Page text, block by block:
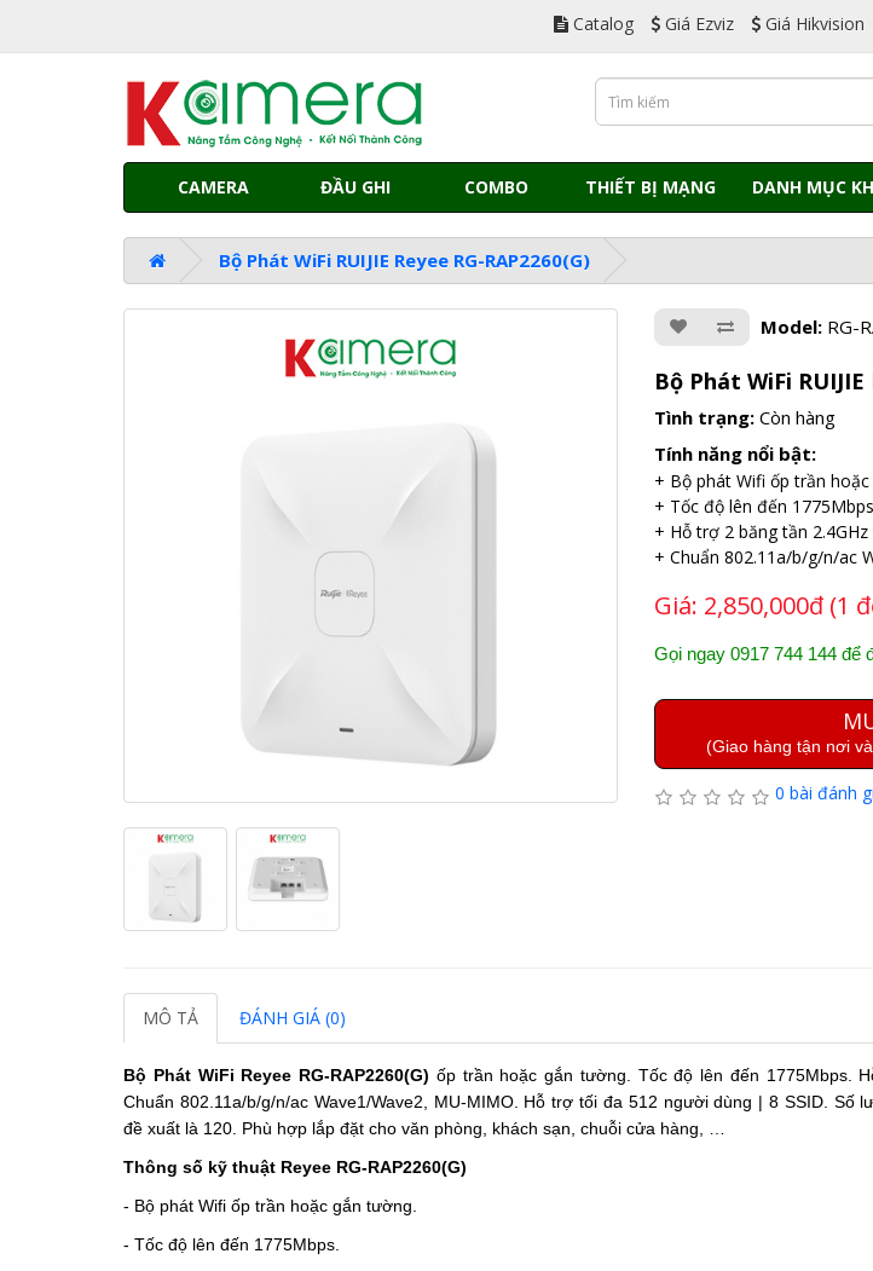
Catalog Giá Ezviz Giá Hikvision
CAMERA ĐẦU GHI COMBO THIẾT BỊ MẠNG DANH MỤC
Bộ Phát WiFi RUIJIE Reyee RG-RAP2260(G)
Model: RG-
Bộ Phát WiFi RUIJIE
Tình trạng: Còn hàng
Tính năng nổi bật:
+ Bộ phát Wifi ốp trần
+ Tốc độ lên đến
+ Hỗ trợ 2 băng tần 2.4GHz
+ Chuẩn 802.11a/b/g/n/ac
Giá: 2,850,000đ (1
Gọi ngay 0917 744 144 để
(Giao hàng tận nơi
0 bài đánh
MÔ TẢ ĐÁNH GIÁ (0)
Bộ Phát WiFi Reyee RG-RAP2260(G) ốp trần hoặc gắn tường. Tốc độ lên đến 1775Mbps.
Chuẩn 802.11a/b/g/n/ac Wave1/Wave2, MU-MIMO. Hỗ trợ tối đa 512 người dùng | 8 SSID. Số
đề xuất là 120. Phù hợp lắp đặt cho văn phòng, khách sạn, chuỗi cửa hàng, …
Thông số kỹ thuật Reyee RG-RAP2260(G)
- Bộ phát Wifi ốp trần hoặc gắn tường.
- Tốc độ lên đến 1775Mbps.